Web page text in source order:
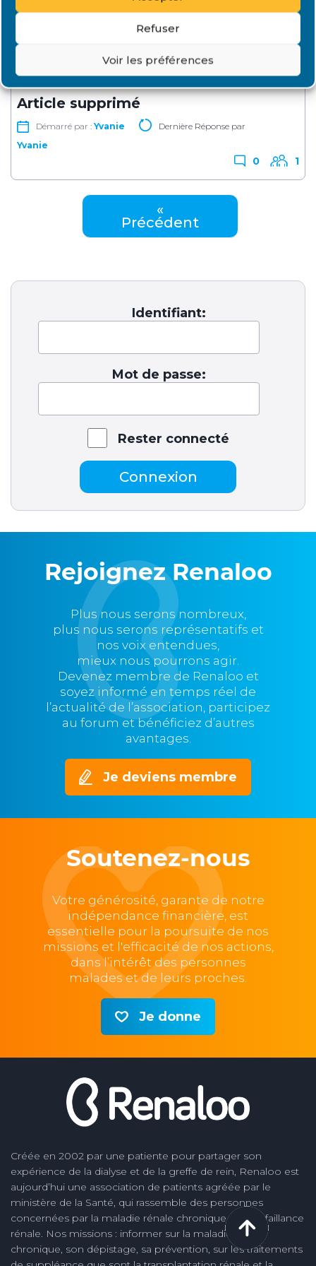
Refuser
Voir les préférences
Article supprimé
Démarré par : Yvanie
Dernière Réponse par
Yvanie
DANS :LE FORUM DE RENALOO
1
0
«
Précédent
Identifiant:
Mot de passe:
Rester connecté
Connexion
Rejoignez Renaloo
Plus nous serons nombreux,
plus nous serons représentatifs et
nos voix entendues,
mieux nous pourrons agir.
Devenez membre de Renaloo et
soyez informé en temps réel de
l’actualité de l’association, participez
au forum et bénéficiez d’autres
avantages.
Je deviens membre
Soutenez-nous
Votre générosité, garante de notre
indépendance financière, est
essentielle pour la poursuite de nos
missions et l'efficacité de nos actions,
dans l’intérêt des personnes
malades et de leurs proches.
Je donne
Créée en 2002 par une patiente pour partager son
expérience de la dialyse et de la greffe de rein, Renaloo est
aujourd’hui une association de patients agréée par le
ministère de la Santé, qui rassemble des personnes
concernées par la maladie rénale chronique et la défaillance
rénale. Nos missions : informer sur la maladie rénale
chronique, son dépistage, sa prévention, sur les traitements